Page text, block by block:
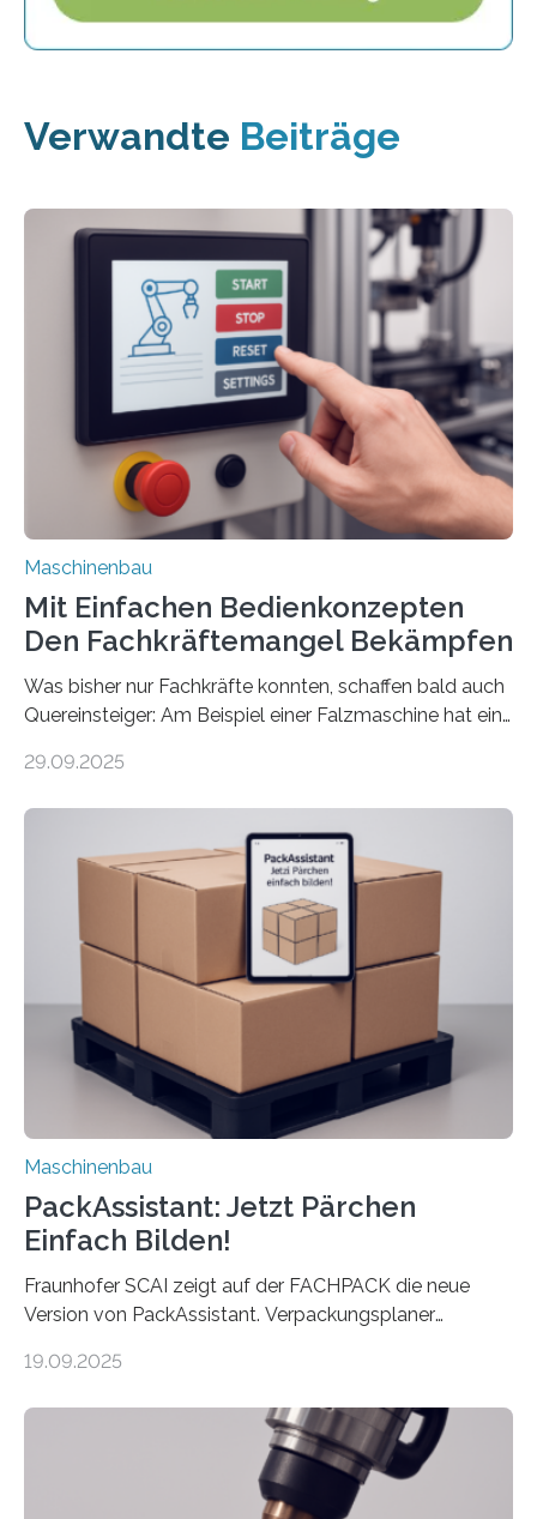
Verwandte Beiträge
Maschinenbau
Mit Einfachen Bedienkonzepten
Den Fachkräftemangel Bekämpfen
Was bisher nur Fachkräfte konnten, schaffen bald auch
Quereinsteiger: Am Beispiel einer Falzmaschine hat ein
Mensch-Maschine-Schnittstelle so sehr vereinfacht,
Die zugrunde liegende Methodik lässt sich auf alle
anderen Maschinen übertragen. Eine Falzmaschine
umzurüsten ist ein Job für echte Profis. Eine solche
Maschine faltet in Druckereien Broschüren, Prospekte,
Landkarten und vieles mehr – mehrere Zehntausend
Exemplare pro Stunde. Je nach Maschinentyp und
Auftrag kann das Umrüsten…
29.09.2025
Maschinenbau
PackAssistant: Jetzt Pärchen
Einfach Bilden!
Fraunhofer SCAI zeigt auf der FACHPACK die neue
Version von PackAssistant. Verpackungsplaner
Automobil, Maschinenbau und in der Zulieferindustrie.
Teile als eine Einheit verpacken. Die Anordnung kann
der Benutzer vorgeben und erhält so mehr Kontrolle
über die Positionierung der Bauteile. Die ebenfalls neue
19.09.2025